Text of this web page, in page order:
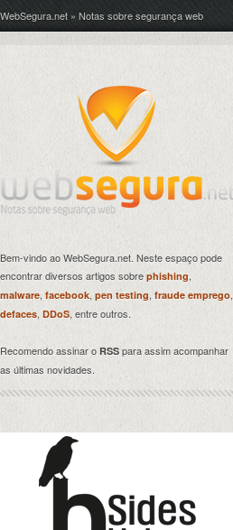
WebSegura.net » Notas sobre segurança web
Bem-vindo ao WebSegura.net. Neste espaço pode
encontrar diversos artigos sobre phishing,
malware, facebook, pen testing fraude emprego,
defaces, DDoS, entre outros.
Recomendo assinar o RSS para assim acompanhar
as últimas novidades.